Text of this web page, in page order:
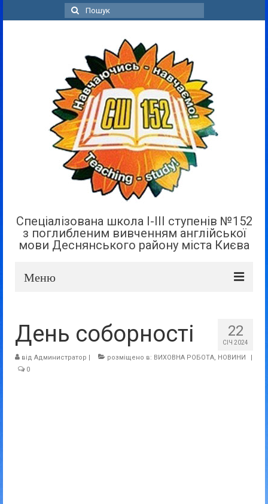
Пошук
для:
Спеціалізована школа І-ІІІ ступенів №152
з поглибленим вивченням англійської
мови Деснянського району міста Києва
Меню
Дошка оголошень
Батькам та учням
22
СІЧ 2024
День соборності
від Администратор | розміщено в: ВИХОВНА РОБОТА, НОВИНИ
|
0